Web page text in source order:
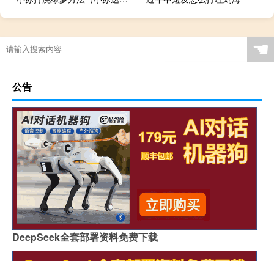
☚
公告
DeepSeek全套部署资料免费下载